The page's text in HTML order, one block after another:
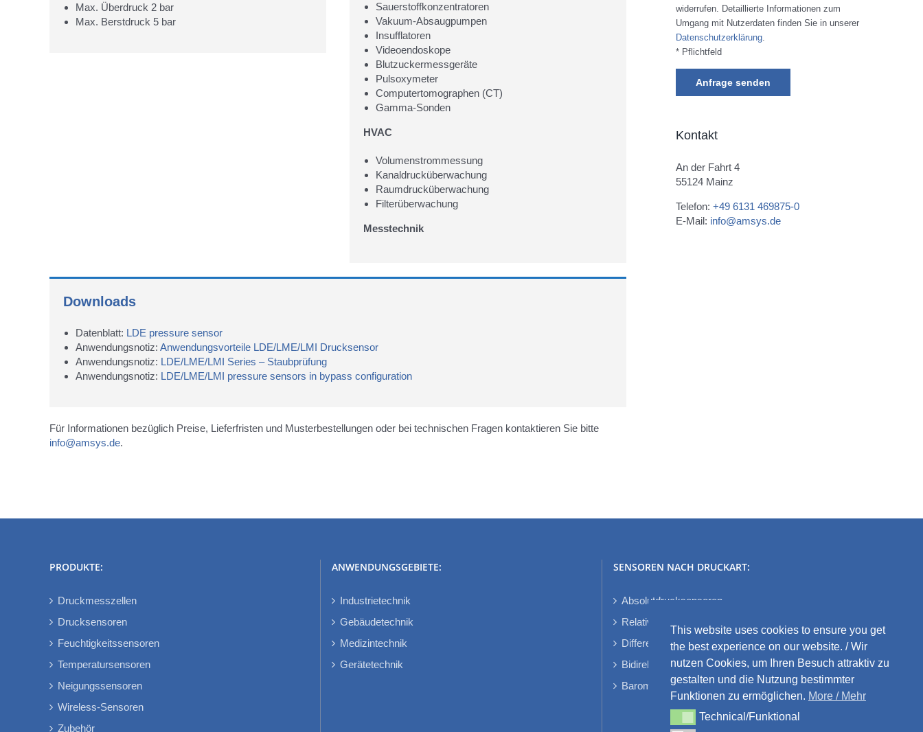
Max. Überdruck 2 bar
Max. Berstdruck 5 bar
Sauerstoffkonzentratoren
Vakuum-Absaugpumpen
Insufflatoren
Videoendoskope
Blutzuckermessgeräte
Pulsoxymeter
Computertomographen (CT)
Gamma-Sonden
HVAC
Volumenstrommessung
Kanaldrucküberwachung
Raumdrucküberwachung
Filterüberwachung
Messtechnik
Downloads
Datenblatt: LDE pressure sensor
Anwendungsnotiz: Anwendungsvorteile LDE/LME/LMI Drucksensor
Anwendungsnotiz: LDE/LME/LMI Series – Staubprüfung
Anwendungsnotiz: LDE/LME/LMI pressure sensors in bypass configuration
Für Informationen bezüglich Preise, Lieferfristen und Musterbestellungen oder bei technischen Fragen kontaktieren Sie bitte
info@amsys.de.
widerrufen. Detaillierte Informationen zum
Umgang mit Nutzerdaten finden Sie in unserer
Datenschutzerklärung.
* Pflichtfeld
Kontakt
An der Fahrt 4
55124 Mainz
Telefon: +49 6131 469875-0
E-Mail: info@amsys.de
PRODUKTE:
Druckmesszellen
Drucksensoren
Feuchtigkeitssensoren
Temperatursensoren
Neigungssensoren
Wireless-Sensoren
Zubehör
ANWENDUNGSGEBIETE:
Industrietechnik
Gebäudetechnik
Medizintechnik
Gerätetechnik
SENSOREN NACH DRUCKART:
Absolutdrucksensoren
Relativdrucksensoren
Differenzdrucksensoren
Bidirektionale Differenzdrucksensoren
Barometrische Drucksensoren
This website uses cookies to ensure you get
the best experience on our website. / Wir
nutzen Cookies, um Ihren Besuch attraktiv zu
gestalten und die Nutzung bestimmter
Funktionen zu ermöglichen. More / Mehr
Technical/Funktional
Technical/Funktional